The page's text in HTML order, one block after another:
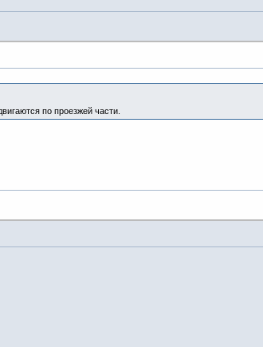
по проезжей части.